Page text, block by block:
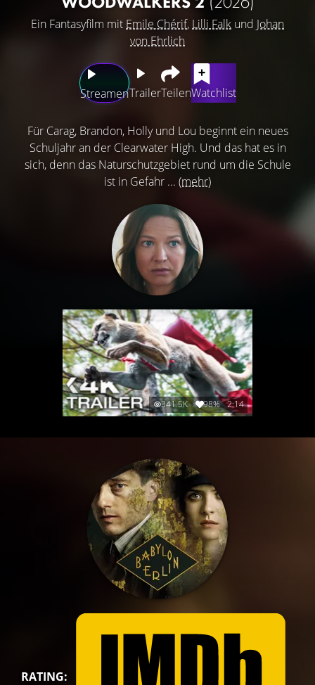
Ein Fantasyfilm mit Emile Chérif, Lilli Falk und Johan
von Ehrlich
StreamenTrailerTeilenWatchlist
Für Carag, Brandon, Holly und Lou beginnt ein neues
Schuljahr an der Clearwater High. Und das hat es in
sich, denn das Naturschutzgebiet rund um die Schule
ist in Gefahr ... (mehr)
341.5K 98% 2:14
RATING: